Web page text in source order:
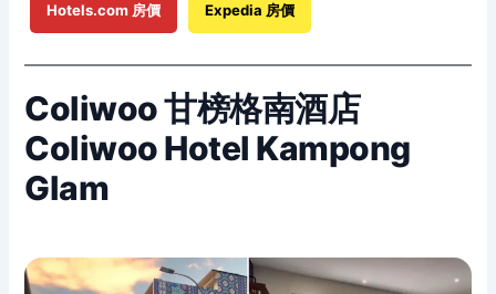
Hotels.com 房價 Expedia 房價
Coliwoo 甘榜格南酒店
Coliwoo Hotel Kampong
Glam